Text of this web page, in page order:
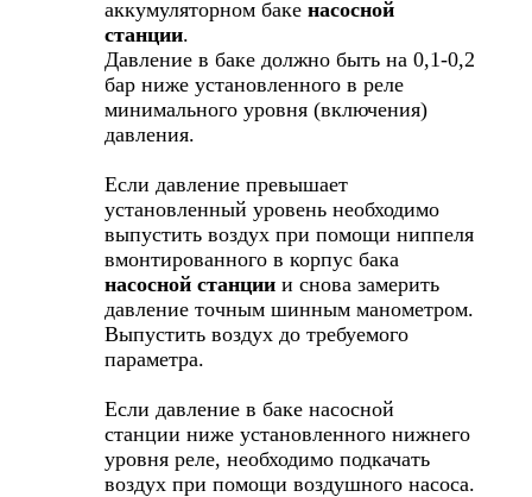
аккумуляторном баке насосной
станции.
Давление в баке должно быть на 0,1-0,2
бар ниже установленного в реле
минимального уровня (включения)
давления.
Если давление превышает
установленный уровень необходимо
выпустить воздух при помощи ниппеля
вмонтированного в корпус бака
насосной станции и снова замерить
давление точным шинным манометром.
Выпустить воздух до требуемого
параметра.
Если давление в баке насосной
станции ниже установленного нижнего
уровня реле, необходимо подкачать
воздух при помощи воздушного насоса.